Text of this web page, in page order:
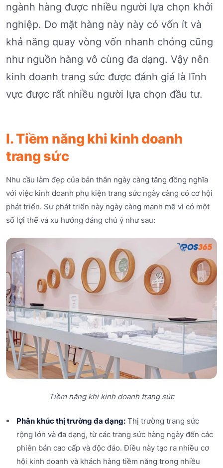
ngành hàng được nhiều người lựa chọn khởi
nghiệp. Do mặt hàng này này có vốn ít và
khả năng quay vòng vốn nhanh chóng cũng
như nguồn hàng vô cùng đa dạng. Vậy nên
kinh doanh trang sức được đánh giá là lĩnh
vực được rất nhiều người lựa chọn đầu tư.
I. Tiềm năng khi kinh doanh
trang sức
Nhu cầu làm đẹp của bản thân ngày càng tăng đồng nghĩa
với việc kinh doanh phụ kiện trang sức ngày càng có cơ hội
phát triển. Sự phát triển này ngày càng mạnh mẽ vì có một
số lợi thế và xu hướng đáng chú ý như sau:
Tiềm năng khi kinh doanh trang sức
Phân khúc thị trường đa dạng:Thị trường trang sức
rộng lớn và đa dạng, từ các trang sức hàng ngày đến các
phiên bản cao cấp và độc đáo. Điều này tạo ra nhiều cơ
hội kinh doanh và khách hàng tiềm năng trong nhiều